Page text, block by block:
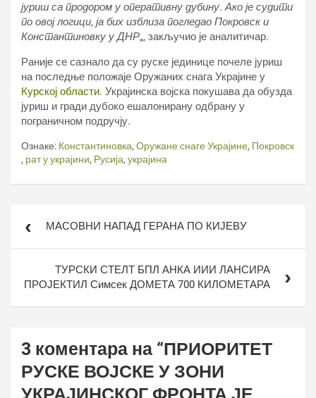
јуриш са продором у оперативну дубину. Ако је судити
по овој логици, ја бих изблиза погледао Покровск и
Константиновку у ДНР„, закључио је аналитичар.
Раније се сазнало да су руске јединице почеле јуриш
на последње положаје Оружаних снага Украјине у
Курској области. Украјинска војска покушава да обузда
јуриш и гради дубоко ешалонирану одбрану у
пограничном подручју.
Ознаке: Константиновка, Оружане снаге Украјине, Покровск
, рат у украјини, Русија, украјина
чланкаМАСОВНИ НАПАД ГЕРАНА ПО КИЈЕВУ
ТУРСКИ СТЕЛТ БПЛ АНКА ИИИ ЛАНСИРА
ПРОЈЕКТИЛ Симсек ДОМЕТА 700 КИЛОМЕТАРА
3 коментара на “ПРИОРИТЕТ
РУСКЕ ВОЈСКЕ У ЗОНИ